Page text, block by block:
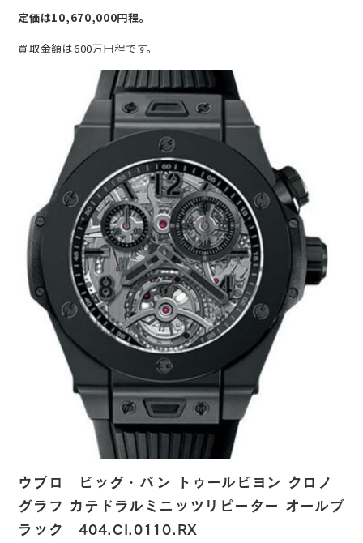
定価は10,670,000円程。
買取金額は600万円程です。
ウブロ ビッグ・バン トゥールビヨン クロノ
グラフ カテドラルミニッツリピーター オールブ
ラック 404.CI.0110.RX